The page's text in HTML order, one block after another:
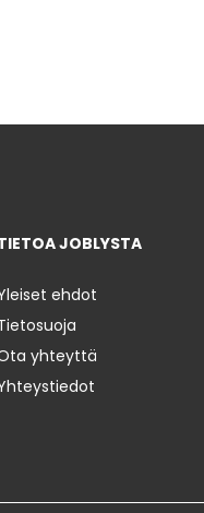
JOBLYSTA
ehdot
yhteyttä